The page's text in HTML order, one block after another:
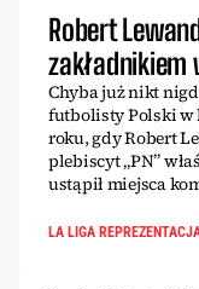
Robert
zakładnikiem
Chyba już nikt
futbolisty Polski w
roku, gdy Robert
plebiscyt „PN”
ustąpił miejsca
LA LIGA